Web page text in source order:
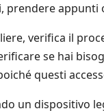
prendere
verifica il
se hai
questi
un dispositivo